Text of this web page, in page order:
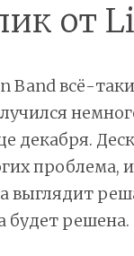
от
Band всё-
декабря.
проблема,
выглядит
будет решена.